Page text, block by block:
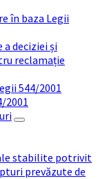
în baza Legii
deciziei și
reclamație
544/2001
2001
stabilite potrivit
prevăzute de